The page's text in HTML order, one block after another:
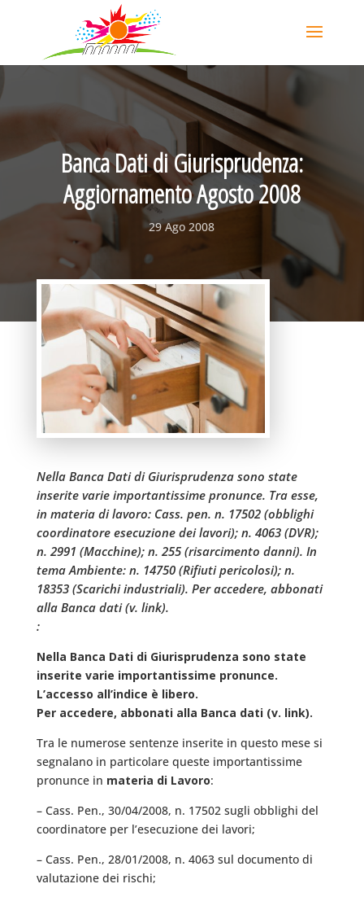
Banca Dati di Giurisprudenza:
Aggiornamento Agosto 2008
29 Ago 2008
Nella Banca Dati di Giurisprudenza sono state
inserite varie importantissime pronunce. Tra esse,
in materia di lavoro: Cass. pen. n. 17502 (obblighi
coordinatore esecuzione dei lavori); n. 4063 (DVR);
n. 2991 (Macchine); n. 255 (risarcimento danni). In
tema Ambiente: n. 14750 (Rifiuti pericolosi); n.
18353 (Scarichi industriali). Per accedere, abbonati
alla Banca dati (v. link).
:
Nella Banca Dati di Giurisprudenza sono state
inserite varie importantissime pronunce.
L’accesso all’indice è libero.
Per accedere, abbonati alla Banca dati (v. link).
Tra le numerose sentenze inserite in questo mese si
segnalano in particolare queste importantissime
pronunce in materia di Lavoro:
– Cass. Pen., 30/04/2008, n. 17502 sugli obblighi del
coordinatore per l’esecuzione dei lavori;
– Cass. Pen., 28/01/2008, n. 4063 sul documento di
valutazione dei rischi;